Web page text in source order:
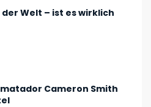
Welt – ist es wirklich
Cameron Smith